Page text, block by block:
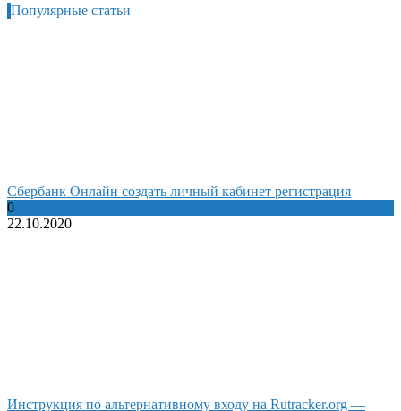
Популярные статьи
Сбербанк Онлайн создать личный кабинет регистрация
0
22.10.2020
Инструкция по альтернативному входу на Rutracker.org —